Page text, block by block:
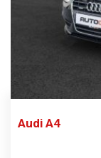
Audi A4